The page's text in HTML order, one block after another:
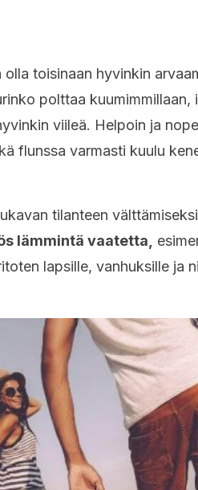
olla toisinaan hyvinkin
polttaa kuumimmillaan,
viileä. Helpoin ja
flunssa varmasti kuulu
tilanteen välttämiseksi
lämmintä vaatetta,
lapsille, vanhuksille ja